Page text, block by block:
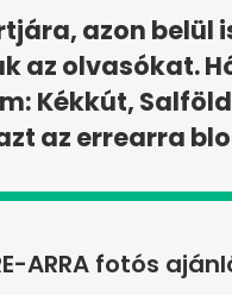
azon belül
az olvasókat.
Kékkút,
az errearra
ARRA fotós